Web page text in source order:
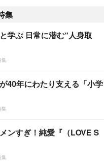
集
学ぶ 日常に潜む“人身取
集
40年にわたり支える「小学
集
ンすぎ！純愛『（LOVE S
集